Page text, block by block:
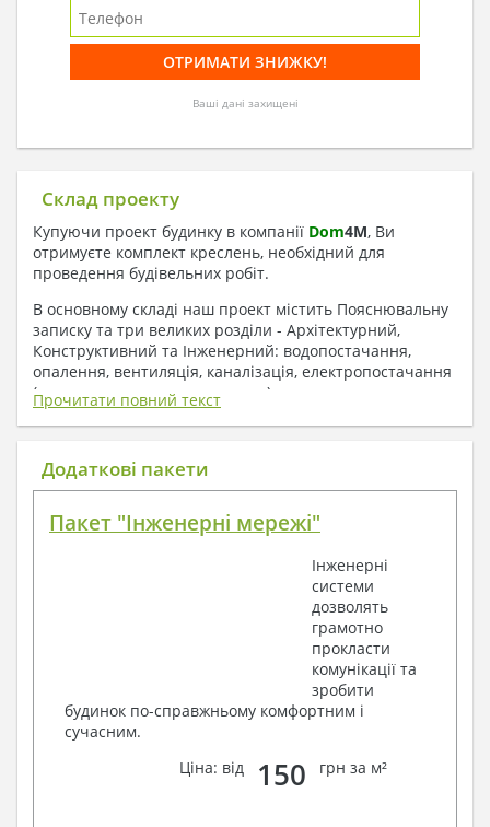
Ваші дані захищені
Склад проекту
Купуючи проект будинку в компанії Dom4M, Ви
отримуєте комплект креслень, необхідний для
проведення будівельних робіт.
В основному складі наш проект містить Пояснювальну
записку та три великих розділи - Архітектурний,
Конструктивний та Інженерний: водопостачання,
опалення, вентиляція, каналізація, електропостачання
( купується за додаткову плату ).
1. До складу Архітектурного розділу
входять:
План покрівлі
Фасади з даними зовнішніх оздоблень
Елементи прорізів – специфікація
Дані перемичок – перетин та специфікація
Обсяги основних будівельних матеріалів
Архітектурні вузли в конструкціях
2. До складу Конструктивного розділу
входять:
Загальні дані по проекту
Прочитати повний текст
Додаткові пакети
Пакет "Інженерні мережі"
Інженерні
системи
дозволять
грамотно
прокласти
комунікації та
зробити
будинок по-справжньому комфортним і
сучасним.
Ціна: від
150 грн за м²